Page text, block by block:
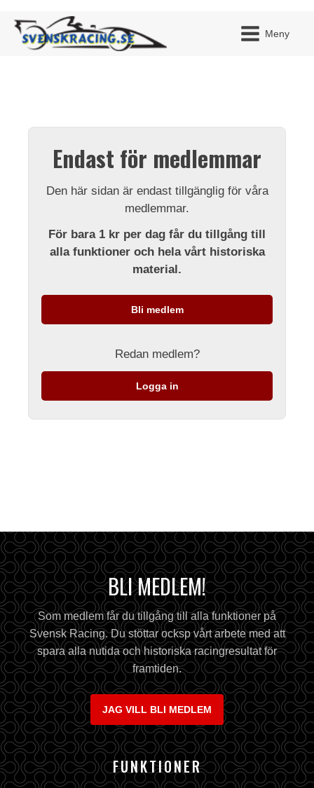
Meny
Endast för medlemmar
Den här sidan är endast tillgänglig för våra
medlemmar.
För bara 1 kr per dag får du tillgång till
alla funktioner och hela vårt historiska
material.
Bli medlem
Redan medlem?
Logga in
BLI MEDLEM!
Som medlem får du tillgång till alla funktioner på
Svensk Racing. Du stöttar ocksp vårt arbete med att
spara alla nutida och historiska racingresultat för
framtiden.
JAG VILL BLI MEDLEM
FUNKTIONER